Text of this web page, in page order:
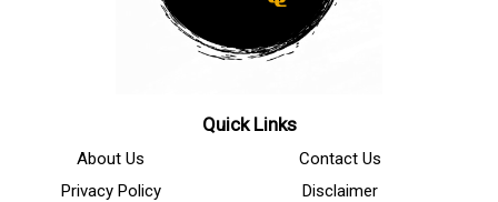
Quick Links
About Us
Contact Us
Privacy Policy
Disclaimer